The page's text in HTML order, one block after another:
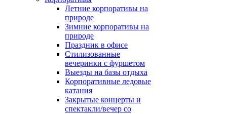
Летние корпоративы на
природе
Зимние корпоративы на
природе
Праздник в офисе
Стилизованные
вечеринки с фуршетом
Выезды на базы отдыха
Корпоративные ледовые
катания
Закрытые концерты и
спектакли/вечер со